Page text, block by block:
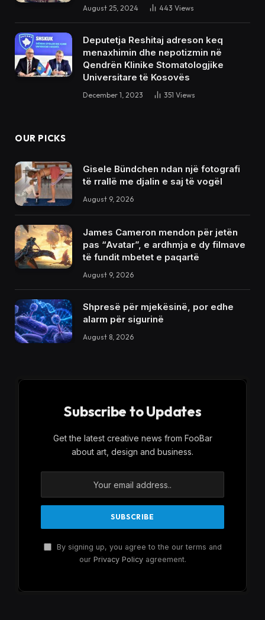
August 25, 2024 443 Views
Deputetja Reshitaj adreson keq
menaxhimin dhe nepotizmin në
Qendrën Klinike Stomatologjike
Universitare të Kosovës
December 1, 2023 351 Views
OUR PICKS
Gisele Bündchen ndan një fotografi
të rrallë me djalin e saj të vogël
August 9, 2026
James Cameron mendon për jetën
pas “Avatar”, e ardhmja e dy filmave
të fundit mbetet e paqartë
August 9, 2026
Shpresë për mjekësinë, por edhe
alarm për sigurinë
August 8, 2026
Subscribe to Updates
Get the latest creative news from FooBar
about art, design and business.
By signing up, you agree to the our terms and
our Privacy Policyagreement.